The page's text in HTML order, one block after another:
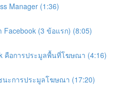
Manager (1:36)
(3 ข้อแรก) (8:05)
คือการประมูลพื้นที่โฆษณา (4:16)
นะการประมูลโฆษณา (17:20)